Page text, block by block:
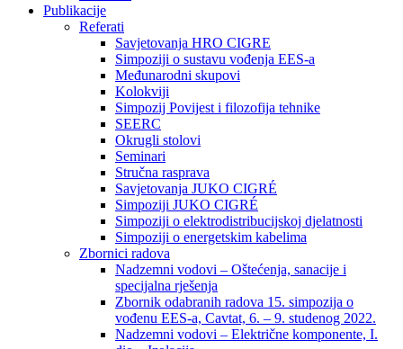
Publikacije
Referati
Savjetovanja HRO CIGRE
Simpoziji o sustavu vođenja EES-a
Međunarodni skupovi
Kolokviji​
Simpozij Povijest i filozofija tehnike
SEERC
Okrugli stolovi
Seminari​
Stručna rasprava​
Savjetovanja JUKO CIGRÉ
Simpoziji JUKO CIGRÉ
Simpoziji o elektrodistribucijskoj djelatnosti
Simpoziji o energetskim kabelima
Zbornici radova
Nadzemni vodovi – Oštećenja, sanacije i
specijalna rješenja
Zbornik odabranih radova 15. simpozija o
vođenu EES-a, Cavtat, 6. – 9. studenog 2022.
Nadzemni vodovi – Električne komponente, I.